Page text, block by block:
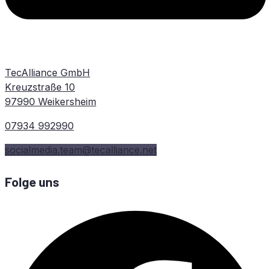
TecAlliance GmbH
Kreuzstraße 10
97990 Weikersheim
07934 992990
socialmedia.team@tecalliance.net
Folge uns